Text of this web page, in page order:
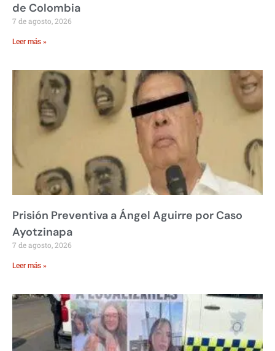
de Colombia
7 de agosto, 2026
Leer más »
Prisión Preventiva a Ángel Aguirre por Caso
Ayotzinapa
7 de agosto, 2026
Leer más »